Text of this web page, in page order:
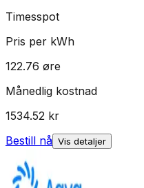
Timesspot
Pris per kWh
122.76 øre
Månedlig kostnad
1534.52 kr
Bestill nå Vis detaljer